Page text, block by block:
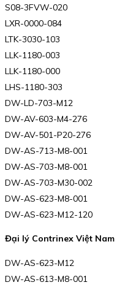
S08-3FVW-020
LXR-0000-084
LTK-3030-103
LLK-1180-003
LLK-1180-000
LHS-1180-303
DW-LD-703-M12
DW-AV-603-M4-276
DW-AV-501-P20-276
DW-AS-713-M8-001
DW-AS-703-M8-001
DW-AS-703-M30-002
DW-AS-623-M8-001
DW-AS-623-M12-120
Đại lý Contrinex Việt Nam
DW-AS-623-M12
DW-AS-613-M8-001